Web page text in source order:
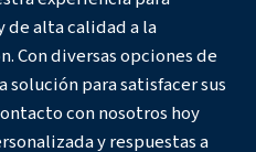
mantener los